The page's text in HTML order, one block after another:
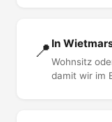
📍 In
Wohnsitz
damit wir im